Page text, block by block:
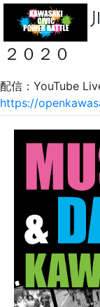
２０２０
配信：YouTube
https://